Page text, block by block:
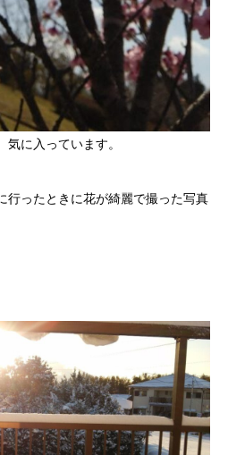
に入っています。
行ったときに花が綺麗で撮った写真